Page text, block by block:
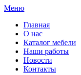
Меню
Главная
О нас
Каталог мебели
Наши работы
Новости
Контакты